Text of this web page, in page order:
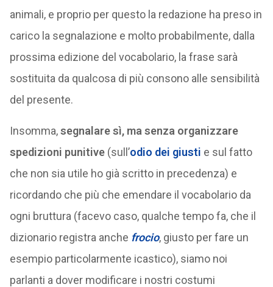
animali, e proprio per questo la redazione ha preso in
carico la segnalazione e molto probabilmente, dalla
prossima edizione del vocabolario, la frase sarà
sostituita da qualcosa di più consono alle sensibilità
del presente.
Insomma,segnalare sì, ma senza organizzare
spedizioni punitive(sull’odio dei giusti e sul fatto
che non sia utile ho già scritto in precedenza) e
ricordando che più che emendare il vocabolario da
ogni bruttura (facevo caso, qualche tempo fa, che il
dizionario registra anche frocio, giusto per fare un
esempio particolarmente icastico), siamo noi
parlanti a dover modificare i nostri costumi